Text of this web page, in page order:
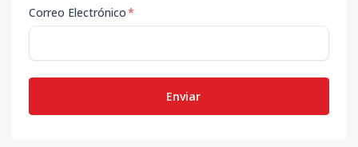
Correo Electrónico*
Enviar